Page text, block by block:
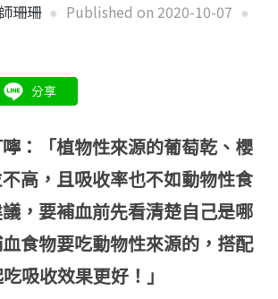
珊珊 Published on 2020-10-07
：
「植物性來源的葡萄乾、櫻
高，且吸收率也不如動物性食
，要補血前先看清楚自己是哪
食物要吃動物性來源的，搭配
吸收效果更好！」